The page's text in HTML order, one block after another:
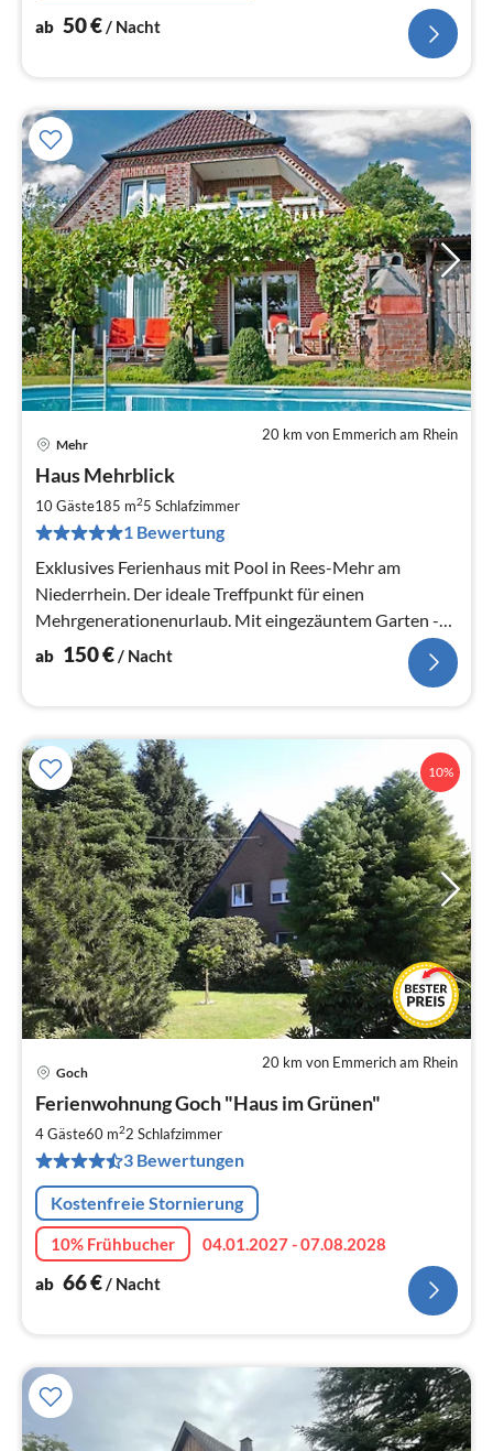
ab 50€/ Nacht
20 km von Emmerich am Rhein
Mehr
Haus Mehrblick
10 Gäste185 m25 Schlafzimmer
1 Bewertung
Exklusives Ferienhaus mit Pool in Rees-Mehr am
Niederrhein. Der ideale Treffpunkt für einen
Mehrgenerationenurlaub. Mit eingezäuntem Garten -
ein Paradies für Mensch und Hund
ab 150€/ Nacht
10%
20 km von Emmerich am Rhein
Goch
Ferienwohnung Goch "Haus im Grünen"
4 Gäste60 m22 Schlafzimmer
3 Bewertungen
Kostenfreie Stornierung
10% Frühbucher
04.01.2027 - 07.08.2028
ab 66€/ Nacht